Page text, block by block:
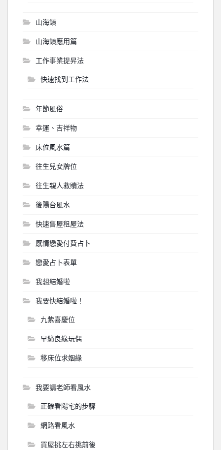
山海鎮
山海鎮應用篇
工作事業提昇法
快速找到工作法
年節風俗
幸運、吉祥物
床位風水篇
往生兒女牌位
往生親人救贖法
後陽台風水
快速售屋租屋法
感情戀愛付費占卜
戀愛占卜表單
我想結婚啦
我要快結婚啦！
九紫喜慶位
早締良緣玩偶
移床位求姻緣
我要請老師看風水
正確看陽宅的步驟
網路看風水
買屋挑左右挑前後